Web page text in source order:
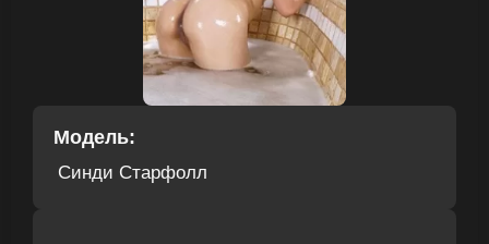
Модель:
Синди Старфолл